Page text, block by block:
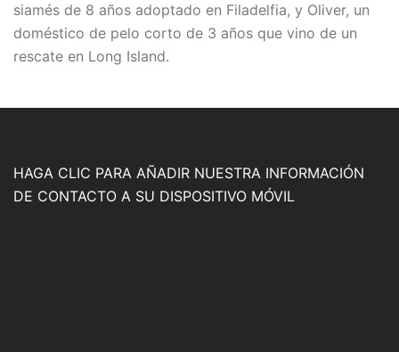
siamés de 8 años adoptado en Filadelfia, y Oliver, un
doméstico de pelo corto de 3 años que vino de un
rescate en Long Island.
HAGA CLIC PARA AÑADIR NUESTRA INFORMACIÓN
DE CONTACTO A SU DISPOSITIVO MÓVIL